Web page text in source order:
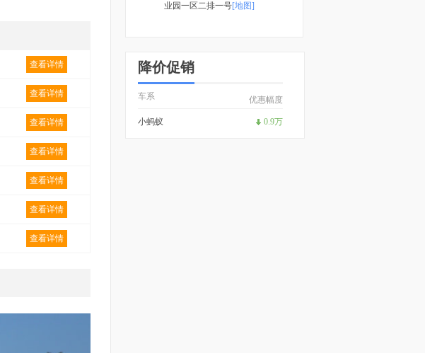
查看详情
查看详情
查看详情
查看详情
查看详情
查看详情
查看详情
业园一区二排一号[地图]
降价促销
车系 优惠幅度
小蚂蚁 0.9万